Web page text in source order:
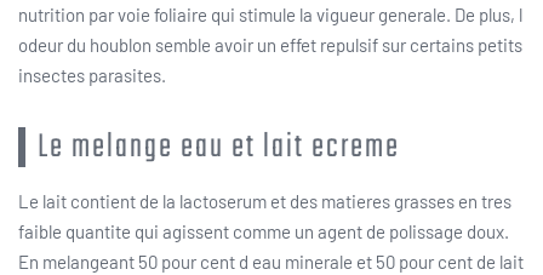
nutrition par voie foliaire qui stimule la vigueur generale. De plus, l
odeur du houblon semble avoir un effet repulsif sur certains petits
insectes parasites.
Le melange eau et lait ecreme
Le lait contient de la lactoserum et des matieres grasses en tres
faible quantite qui agissent comme un agent de polissage doux.
En melangeant 50 pour cent d eau minerale et 50 pour cent de lait